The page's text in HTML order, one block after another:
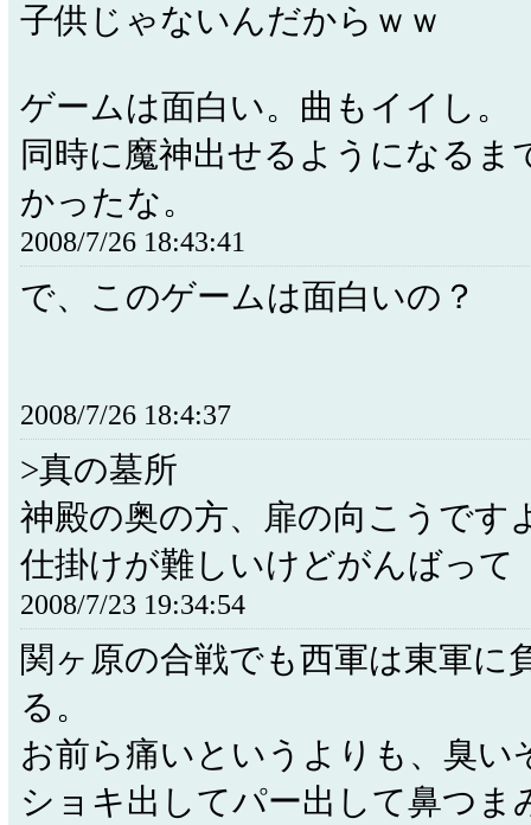
子供じゃないんだからｗｗ
ゲームは面白い。曲もイイし。
同時に魔神出せるようになるま
かったな。
2008/7/26 18:43:41
で、このゲームは面白いの？
2008/7/26 18:4:37
>真の墓所
神殿の奥の方、扉の向こうです
仕掛けが難しいけどがんばって
2008/7/23 19:34:54
関ヶ原の合戦でも西軍は東軍に
る。
お前ら痛いというよりも、臭い
ショキ出してパー出して鼻つま